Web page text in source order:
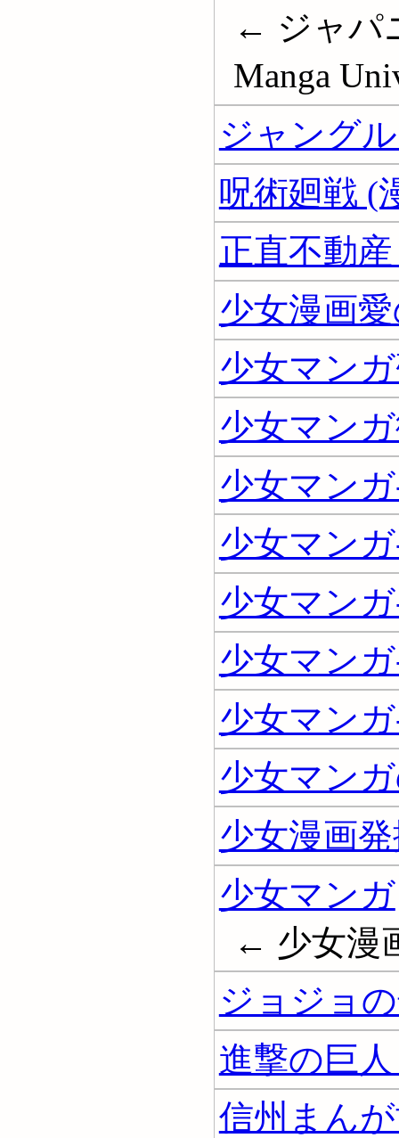
← ジャパ
Manga
ジャング
呪術廻戦 (
正直不動
少女漫画
少女マン
少女マン
少女マン
少女マン
少女マン
少女マン
少女マン
少女マン
少女漫画
少女マンガ
← 少女漫
ジョジョ
進撃の巨
信州まん